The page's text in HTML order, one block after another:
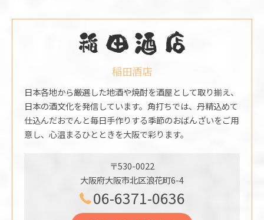
稲田酒店
日本各地から厳選した地酒や焼酎を酒屋として取り揃え、
日本の酒文化を発信しています。角打ちでは、丹精込めて
仕込んだおでんと毎日手作りする季節のおばんざいをご用
意し、心温まるひとときを大阪で彩ります。
〒530-0022
大阪府大阪市北区浪花町6-4
06-6371-0636